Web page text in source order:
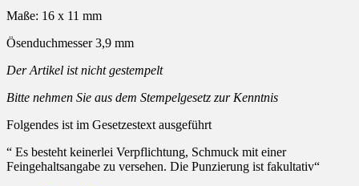
Maße: 16 x 11 mm
Ösenduchmesser 3,9 mm
Der Artikel ist nicht gestempelt
Bitte nehmen Sie aus dem Stempelgesetz zur Kenntnis
Folgendes ist im Gesetzestext ausgeführt
“ Es besteht keinerlei Verpflichtung, Schmuck mit einer
Feingehaltsangabe zu versehen. Die Punzierung ist fakultativ“